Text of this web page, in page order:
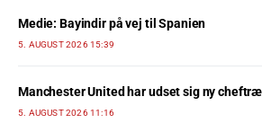
Medie: Bayindir på vej til Spanien
5. AUGUST 2026 15:39
Manchester United har udset sig ny
5. AUGUST 2026 11:16